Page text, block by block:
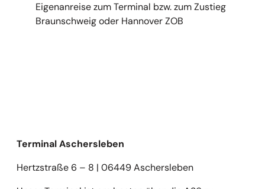
Eigenanreise zum Terminal bzw. zum Zustieg
Braunschweig oder Hannover ZOB
Terminal Aschersleben
Hertzstraße 6 – 8 | 06449 Aschersleben